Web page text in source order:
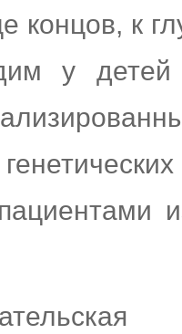
концов, к
у детей